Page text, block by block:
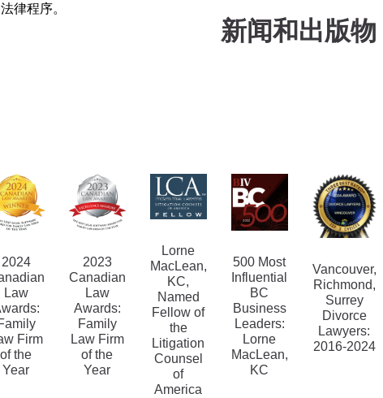
律程序。
新闻和出版物
2024
Law
Firm
of the
Year
2023
Canadian
Law
Awards:
Family
Law Firm
of the
Year
Lorne
MacLean,
KC,
Named
Fellow of
the
Litigation
Counsel
of
America
500 Most
Influential
BC
Business
Leaders:
Lorne
MacLean,
KC
Vancouver,
Richmond,
Surrey
Divorce
Lawyers:
2016-2024